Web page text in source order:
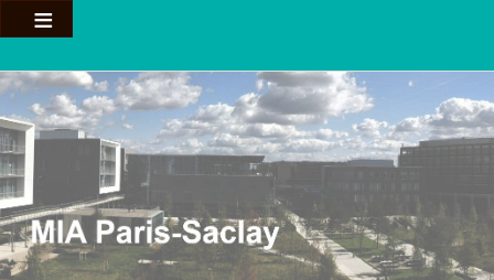
Aller
au
principal